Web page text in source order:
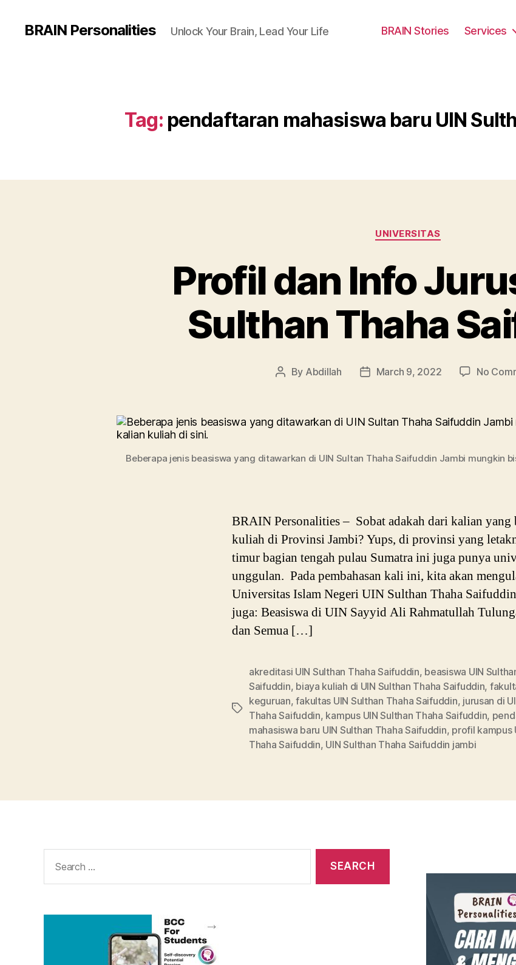
BRAIN Personalities Unlock Your Brain, Lead Your Life BRAIN Stories Services
Tag: pendaftaran mahasiswa baru UIN
Categories
UNIVERSITAS
Profil dan Info
Sulthan Thaha
Post
By Abdillah
PostMarch 9, 2022 No
Beberapa jenis beasiswa yang ditawarkan di UIN Sultan Thaha Saifuddin Jambi mungkin
BRAIN Personalities – Sobat adakah dari kalian yang
kuliah di Provinsi Jambi? Yups, di provinsi yang
timur bagian tengah pulau Sumatra ini juga punya
unggulan. Pada pembahasan kali ini, kita akan
Universitas Islam Negeri UIN Sulthan Thaha
juga: Beasiswa di UIN Sayyid Ali Rahmatullah
dan Semua […]
Tags
akreditasi UIN Sulthan Thaha Saifuddin, beasiswa UIN
Saifuddin, biaya kuliah di UIN Sulthan Thaha Saifuddin,
keguruan,fakultas UIN Sulthan Thaha Saifuddin, jurusan di
Thaha Saifuddin, kampus UIN Sulthan Thaha Saifuddin,
mahasiswa baru UIN Sulthan Thaha Saifuddin, profil kampus
Thaha Saifuddin, UIN Sulthan Thaha Saifuddin jambi
for: